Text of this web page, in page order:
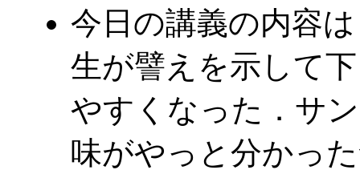
今日の講義の内容
生が譬えを示して
やすくなった．サ
味がやっと分かっ